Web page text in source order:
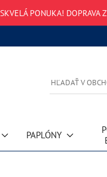
SKVELÁ PONUKA! DOPRAVA
PAPLÓNY